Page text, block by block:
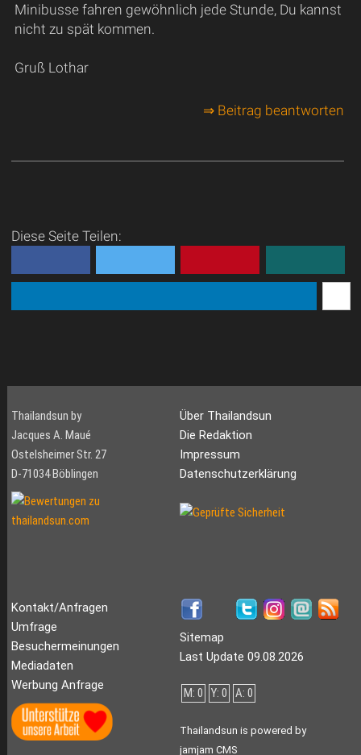
Minibusse fahren gewöhnlich jede Stunde, Du kannst
nicht zu spät kommen.
Gruß Lothar
⇒ Beitrag beantworten
Diese Seite Teilen:
Thailandsun by
Jacques A. Maué
Ostelsheimer Str. 27
D-71034 Böblingen
Über Thailandsun
Die Redaktion
Impressum
Datenschutzerklärung
Kontakt/Anfragen
Umfrage
Besuchermeinungen
Mediadaten
Werbung Anfrage
Sitemap
Last Update 09.08.2026
M: 0 Y: 0 A: 0
Thailandsun is powered by
jamjam CMS